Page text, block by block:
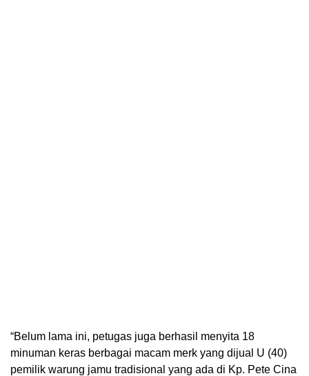
“Belum lama ini, petugas juga berhasil menyita 18
minuman keras berbagai macam merk yang dijual U (40)
pemilik warung jamu tradisional yang ada di Kp. Pete Cina